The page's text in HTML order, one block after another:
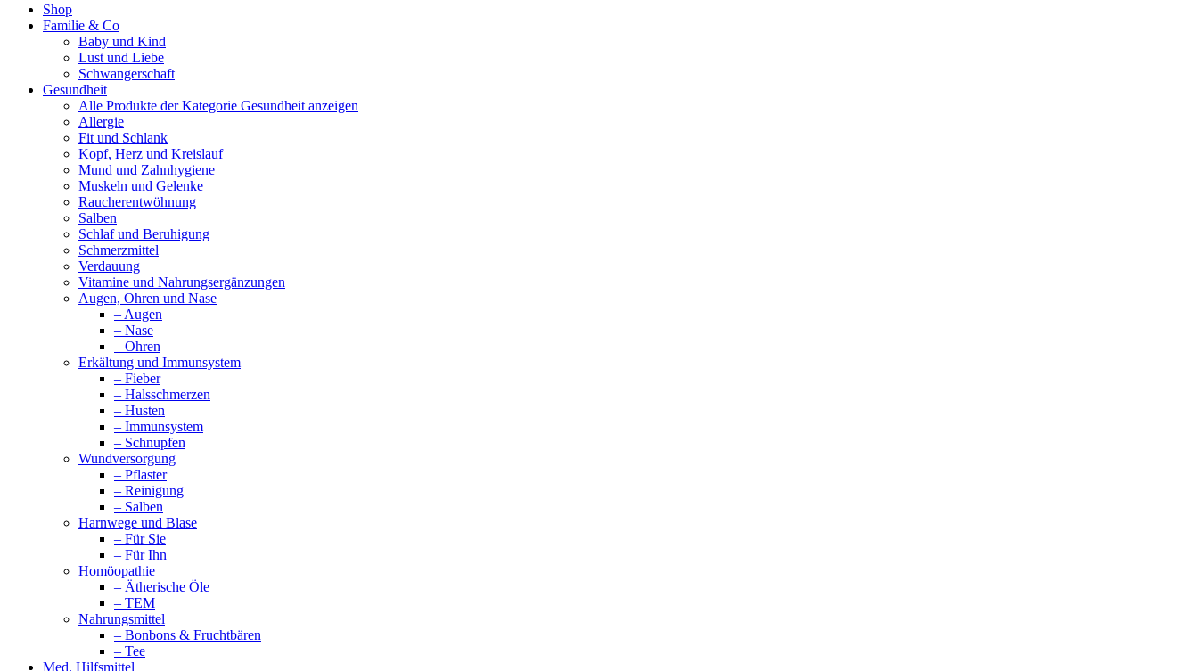
page
opens
Shop
Familie & Co
Baby und Kind
Lust und Liebe
Schwangerschaft
Gesundheit
Alle Produkte der Kategorie Gesundheit anzeigen
Allergie
Fit und Schlank
Kopf, Herz und Kreislauf
Mund und Zahnhygiene
Muskeln und Gelenke
Raucherentwöhnung
Salben
Schlaf und Beruhigung
Schmerzmittel
Verdauung
Vitamine und Nahrungsergänzungen
Augen, Ohren und Nase
– Augen
– Nase
– Ohren
Erkältung und Immunsystem
– Fieber
– Halsschmerzen
– Husten
– Immunsystem
– Schnupfen
Wundversorgung
– Pflaster
– Reinigung
– Salben
Harnwege und Blase
– Für Sie
– Für Ihn
Homöopathie
– Ätherische Öle
– TEM
Nahrungsmittel
– Bonbons & Fruchtbären
– Tee
Med. Hilfsmittel